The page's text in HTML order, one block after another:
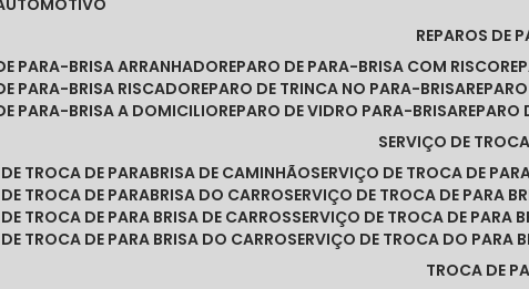
AUTOMOTIVO
REPAROS DE
DE PARA-BRISA ARRANHADO REPARO DE PARA-BRISA COM RISCO
DE PARA-BRISA RISCADO REPARO DE TRINCA NO PARA-BRISA
DE PARA-BRISA A DOMICILIO REPARO DE VIDRO PARA-BRISA
SERVIÇO DE
DE TROCA DE PARABRISA DE CAMINHÃO SERVIÇO DE TROCA DE
DE TROCA DE PARABRISA DO CARRO SERVIÇO DE TROCA DE PARA
DE TROCA DE PARA BRISA DE CARROS SERVIÇO DE TROCA DE PARA
DE TROCA DE PARA BRISA DO CARRO SERVIÇO DE TROCA DO PARA
TROCA DE